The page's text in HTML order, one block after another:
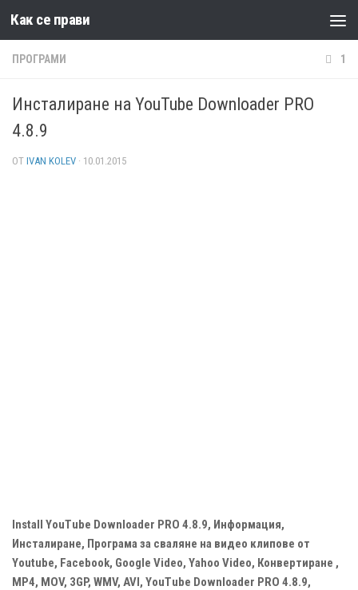
Към съдържанието
Как се прави
ПРОГРАМИ 1
Инсталиране на YouTube Downloader PRO
4.8.9
ОТ IVAN KOLEV · 10.01.2015
Install YouTube Downloader PRO 4.8.9, Информация,
Инсталиране, Програма за сваляне на видео клипове от
Youtube, Facebook, Google Video, Yahoo Video, Конвертиране ,
MP4, МОV, 3GP, WMV, AVI, YouTube Downloader PRO 4.8.9,